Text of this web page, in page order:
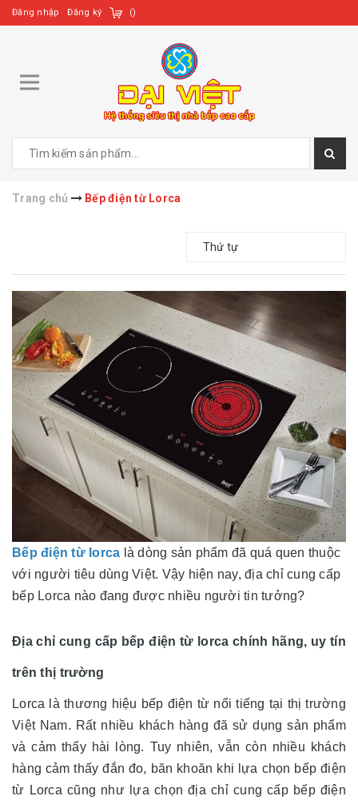
Đăng nhập Đăng ký ()
Trang chủ Bếp điện từ Lorca
Thứ tự
Bếp điện từ lorca là dòng sản phẩm đã quá quen thuộc
với người tiêu dùng Việt. Vậy hiện nay, địa chỉ cung cấp
bếp Lorca nào đang được nhiều người tin tưởng?
Địa chỉ cung cấp bếp điện từ lorca chính hãng, uy tín
trên thị trường
Lorca là thương hiệu bếp điện từ nổi tiếng tại thị trường
Việt Nam. Rất nhiều khách hàng đã sử dụng sản phẩm
và cảm thấy hài lòng. Tuy nhiên, vẫn còn nhiều khách
hàng cảm thấy đắn đo, băn khoăn khi lựa chọn bếp điện
từ Lorca cũng như lựa chọn địa chỉ cung cấp bếp điện